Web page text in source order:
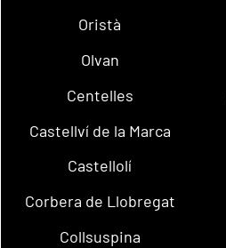
Oristà
Olvan
Centelles
Castellví de la Marca
Castellolí
Corbera de Llobregat
Collsuspina